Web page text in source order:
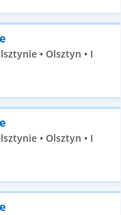
• Olsztyn • I
• Olsztyn • I